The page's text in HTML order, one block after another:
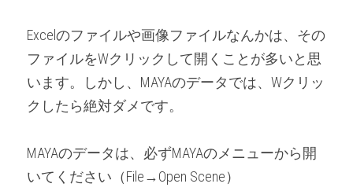
Excelのファイルや画像ファイルなんかは、その
ファイルをWクリックして開くことが多いと思
います。しかし、MAYAのデータでは、Wクリッ
クしたら絶対ダメです。
MAYAのデータは、必ずMAYAのメニューから開
いてください（File→Open Scene）